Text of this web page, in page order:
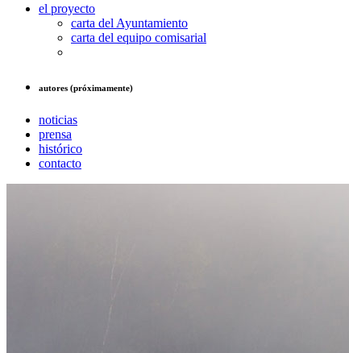
el proyecto
carta del Ayuntamiento
carta del equipo comisarial
autores (próximamente)
noticias
prensa
histórico
contacto